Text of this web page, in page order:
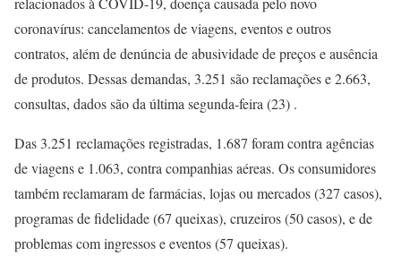
coronavírus: cancelamentos de viagens, eventos e outros
contratos, além de denúncia de abusividade de preços e ausência
de produtos. Dessas demandas, 3.251 são reclamações e 2.663,
consultas, dados são da última segunda-feira (23) .
Das 3.251 reclamações registradas, 1.687 foram contra agências
de viagens e 1.063, contra companhias aéreas. Os consumidores
também reclamaram de farmácias, lojas ou mercados (327 casos),
programas de fidelidade (67 queixas), cruzeiros (50 casos), e de
problemas com ingressos e eventos (57 queixas).